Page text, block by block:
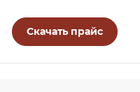
Скачать прайс